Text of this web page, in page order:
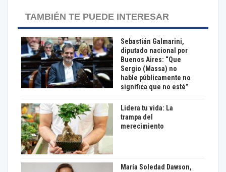
TAMBIÉN TE PUEDE INTERESAR
Sebastián Galmarini,
diputado nacional por
Buenos Aires: “Que
Sergio (Massa) no
hable públicamente no
significa que no esté”
Lidera tu vida: La
trampa del
merecimiento
María Soledad Dawson,